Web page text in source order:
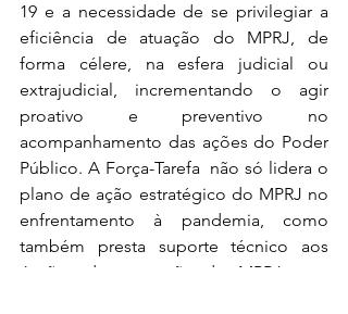
19 e a necessidade de se privilegiar a
eficiência de atuação do MPRJ, de
forma célere, na esfera judicial ou
extrajudicial, incrementando o agir
proativo e preventivo no
acompanhamento das ações do Poder
Público. A Força-Tarefa  não só lidera o
plano de ação estratégico do MPRJ no
enfrentamento à pandemia, como
também presta suporte técnico aos
órgãos de execução do MPRJ com